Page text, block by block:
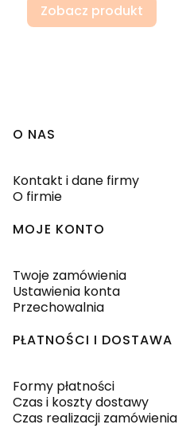
Zobacz produkt
Linki w stopce
O NAS
Kontakt i dane firmy
O firmie
MOJE KONTO
Twoje zamówienia
Ustawienia konta
Przechowalnia
PŁATNOŚCI I DOSTAWA
Formy płatności
Czas i koszty dostawy
Czas realizacji zamówienia